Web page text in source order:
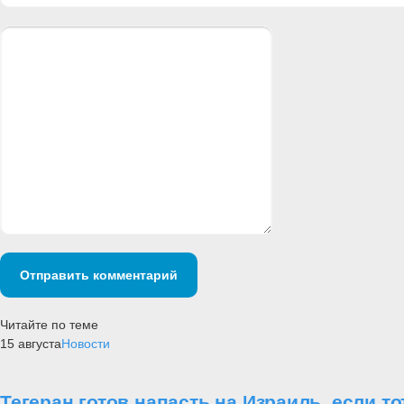
Отправить комментарий
Читайте по теме
15 августаНовости